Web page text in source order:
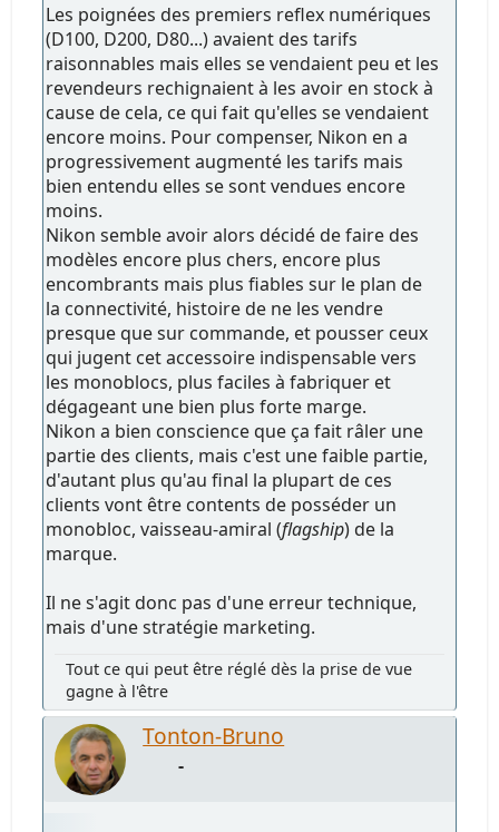
Les poignées des premiers reflex numériques
(D100, D200, D80...) avaient des tarifs
raisonnables mais elles se vendaient peu et les
revendeurs rechignaient à les avoir en stock à
cause de cela, ce qui fait qu'elles se vendaient
encore moins. Pour compenser, Nikon en a
progressivement augmenté les tarifs mais
bien entendu elles se sont vendues encore
moins.
Nikon semble avoir alors décidé de faire des
modèles encore plus chers, encore plus
encombrants mais plus fiables sur le plan de
la connectivité, histoire de ne les vendre
presque que sur commande, et pousser ceux
qui jugent cet accessoire indispensable vers
les monoblocs, plus faciles à fabriquer et
dégageant une bien plus forte marge.
Nikon a bien conscience que ça fait râler une
partie des clients, mais c'est une faible partie,
d'autant plus qu'au final la plupart de ces
clients vont être contents de posséder un
monobloc, vaisseau-amiral (flagship) de la
marque.
Il ne s'agit donc pas d'une erreur technique,
mais d'une stratégie marketing.
Tout ce qui peut être réglé dès la prise de vue
gagne à l'être
Tonton-Bruno
-